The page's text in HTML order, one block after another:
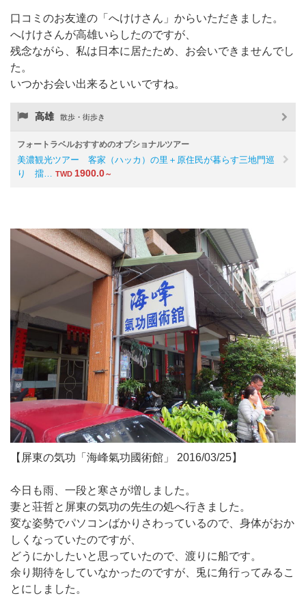
口コミのお友達の「へけけさん」からいただきました。
へけけさんが高雄いらしたのですが、
残念ながら、私は日本に居たため、お会いできませんでし
た。
いつかお会い出来るといいですね。
高雄 散歩・街歩き
フォートラベルおすすめのオプショナルツアー
美濃観光ツアー 客家（ハッカ）の里＋原住民が暮らす三地門巡
り 擂… TWD 1900.0～
【屏東の気功「海峰氣功國術館」 2016/03/25】
今日も雨、一段と寒さが増しました。
妻と荘哲と屏東の気功の先生の処へ行きました。
変な姿勢でパソコンばかりさわっているので、身体がおか
しくなっていたのですが、
どうにかしたいと思っていたので、渡りに船です。
余り期待をしていなかったのですが、兎に角行ってみるこ
とにしました。